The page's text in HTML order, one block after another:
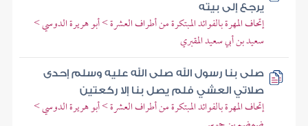
يرجع إلى بيته
إتحاف المهرة بالفوائد المبتكرة من أطراف العشرة > أبو هريرة الدوسي >
سعيد بن أبي سعيد المقبري
صلى بنا رسول الله صلى الله عليه وسلم إحدى
صلاتي العشي فلم يصل بنا إلا ركعتين
إتحاف المهرة بالفوائد المبتكرة من أطراف العشرة > أبو هريرة الدوسي >